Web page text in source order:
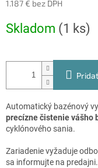
1.187 € bez DPH
cena:
Skladom (1 ks)
Automatický bazénový
precízne čistenie vášho
cyklónového sania.
Zariadenie vyžaduje
sa informujte na